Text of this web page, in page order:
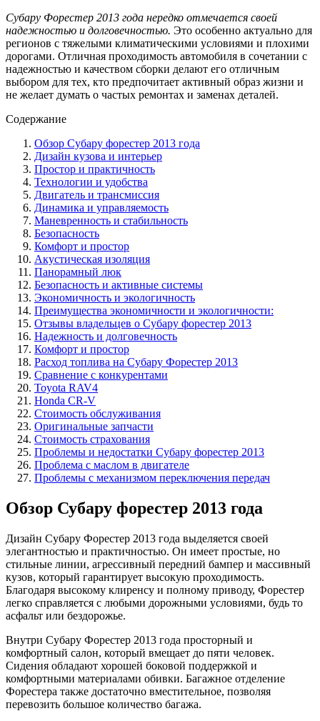
Субару Форестер 2013 года нередко отмечается своей
надежностью и долговечностью. Это особенно актуально для
регионов с тяжелыми климатическими условиями и плохими
дорогами. Отличная проходимость автомобиля в сочетании с
надежностью и качеством сборки делают его отличным
выбором для тех, кто предпочитает активный образ жизни и
не желает думать о частых ремонтах и заменах деталей.
Содержание
Обзор Субару форестер 2013 года
Дизайн кузова и интерьер
Простор и практичность
Технологии и удобства
Двигатель и трансмиссия
Динамика и управляемость
Маневренность и стабильность
Безопасность
Комфорт и простор
Акустическая изоляция
Панорамный люк
Безопасность и активные системы
Экономичность и экологичность
Преимущества экономичности и экологичности:
Отзывы владельцев о Субару форестер 2013
Надежность и долговечность
Комфорт и простор
Расход топлива на Субару Форестер 2013
Сравнение с конкурентами
Toyota RAV4
Honda CR-V
Стоимость обслуживания
Оригинальные запчасти
Стоимость страхования
Проблемы и недостатки Субару форестер 2013
Проблема с маслом в двигателе
Проблемы с механизмом переключения передач
Обзор Субару форестер 2013 года
Дизайн Субару Форестер 2013 года выделяется своей
элегантностью и практичностью. Он имеет простые, но
стильные линии, агрессивный передний бампер и массивный
кузов, который гарантирует высокую проходимость.
Благодаря высокому клиренсу и полному приводу, Форестер
легко справляется с любыми дорожными условиями, будь то
асфальт или бездорожье.
Внутри Субару Форестер 2013 года просторный и
комфортный салон, который вмещает до пяти человек.
Сидения обладают хорошей боковой поддержкой и
комфортными материалами обивки. Багажное отделение
Форестера также достаточно вместительное, позволяя
перевозить большое количество багажа.